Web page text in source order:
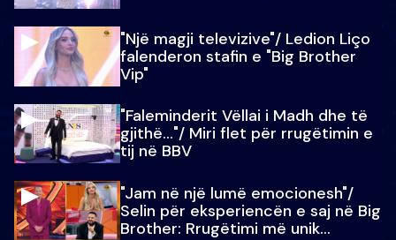
"Një magji televizive"/ Ledion Liço
falenderon stafin e "Big Brother
Vip"
"Faleminderit Vëllai i Madh dhe të
gjithë…"/ Miri flet për rrugëtimin e
tij në BBV
"Jam në një lumë emocionesh"/
Selin për eksperiencën e saj në Big
Brother: Rrugëtimi më unik…